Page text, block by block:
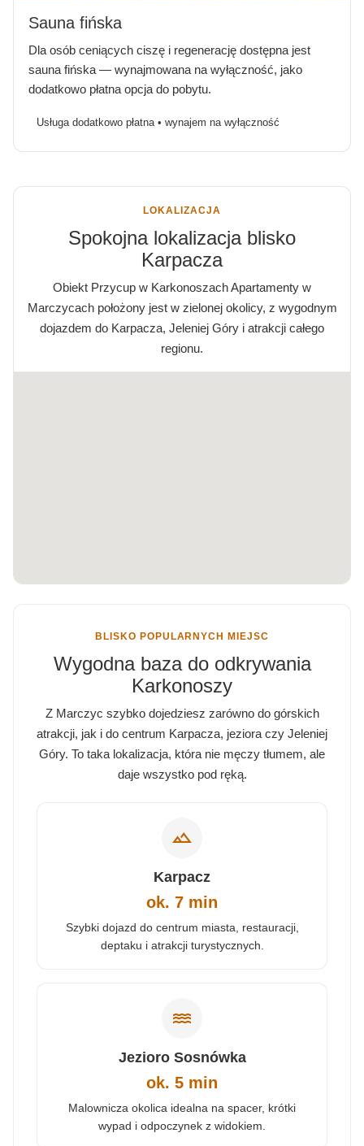
Sauna fińska
Dla osób ceniących ciszę i regenerację dostępna jest
sauna fińska — wynajmowana na wyłączność, jako
dodatkowo płatna opcja do pobytu.
Usługa dodatkowo płatna • wynajem na wyłączność
LOKALIZACJA
Spokojna lokalizacja blisko
Karpacza
Obiekt Przycup w Karkonoszach Apartamenty w
Marczycach położony jest w zielonej okolicy, z wygodnym
dojazdem do Karpacza, Jeleniej Góry i atrakcji całego
regionu.
BLISKO POPULARNYCH MIEJSC
Wygodna baza do odkrywania
Karkonoszy
Z Marczyc szybko dojedziesz zarówno do górskich
atrakcji, jak i do centrum Karpacza, jeziora czy Jeleniej
Góry. To taka lokalizacja, która nie męczy tłumem, ale
daje wszystko pod ręką.
landscape
Karpacz
ok. 7 min
Szybki dojazd do centrum miasta, restauracji,
deptaku i atrakcji turystycznych.
water
Jezioro Sosnówka
ok. 5 min
Malownicza okolica idealna na spacer, krótki
wypad i odpoczynek z widokiem.